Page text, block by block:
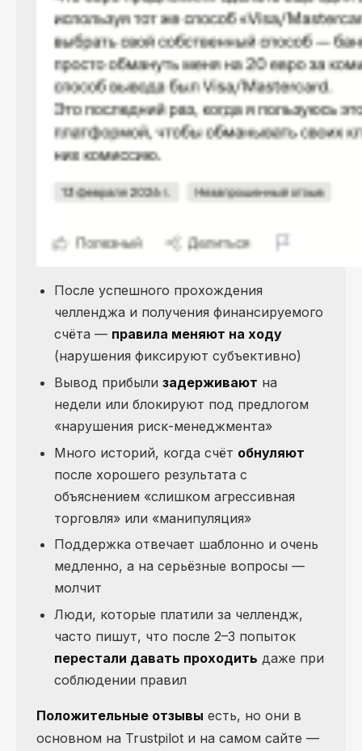
После успешного прохождения
челленджа и получения финансируемого
счёта — правила меняют на ходу
(нарушения фиксируют субъективно)
Вывод прибыли задерживают на
недели или блокируют под предлогом
«нарушения риск-менеджмента»
Много историй, когда счёт обнуляют
после хорошего результата с
объяснением «слишком агрессивная
торговля» или «манипуляция»
Поддержка отвечает шаблонно и очень
медленно, а на серьёзные вопросы —
молчит
Люди, которые платили за челлендж,
часто пишут, что после 2–3 попыток
перестали давать проходить даже при
соблюдении правил
Положительные отзывы есть, но они в
основном на Trustpilot и на самом сайте —